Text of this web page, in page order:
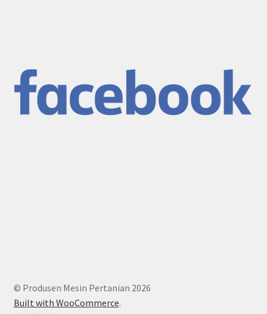
© Produsen Mesin Pertanian 2026
Built with WooCommerce.